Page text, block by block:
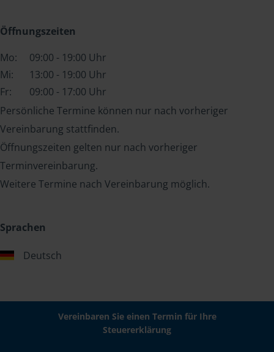
Öffnungszeiten
Mo:
09:00 - 19:00 Uhr
Mi:
13:00 - 19:00 Uhr
Fr:
09:00 - 17:00 Uhr
Persönliche Termine können nur nach vorheriger
Vereinbarung stattfinden.
Öffnungszeiten gelten nur nach vorheriger
Terminvereinbarung.
Weitere Termine nach Vereinbarung möglich.
Sprachen
Deutsch
Vereinbaren Sie einen Termin für Ihre
Steuererklärung